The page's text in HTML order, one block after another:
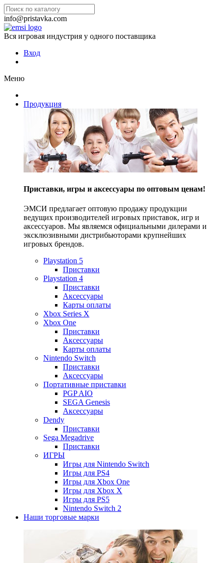
info@pristavka.com
Вся игровая индустрия у одного поставщика
Вход
Меню
Продукция
Приставки, игры и аксессуары по оптовым ценам!
ЭМСИ предлагает оптовую продажу продукции
ведущих производителей игровых приставок, игр и
аксессуаров. Мы являемся официальными дилерами и
эксклюзивными дистрибьюторами крупнейших
игровых брендов.
Playstation 5
Приставки
Playstation 4
Приставки
Аксессуары
Карты оплаты
Xbox Series X
Xbox One
Приставки
Аксессуары
Карты оплаты
Nintendo Switch
Приставки
Аксессуары
Портативные приставки
PGP AIO
SEGA Genesis
Аксессуары
Dendy
Приставки
Sega Megadrive
Приставки
ИГРЫ
Игры для Nintendo Switch
Игры для PS4
Игры для Xbox One
Игры для Xbox X
Игры для PS5
Nintendo Switch 2
Наши торговые марки